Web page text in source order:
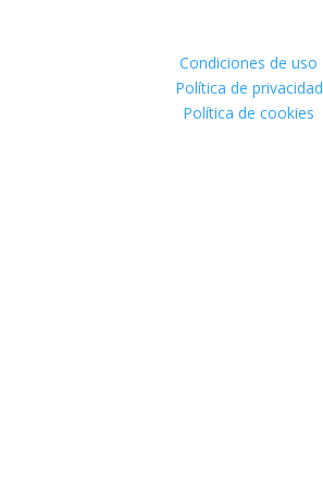
Condiciones de uso
Política de privacidad
Política de cookies